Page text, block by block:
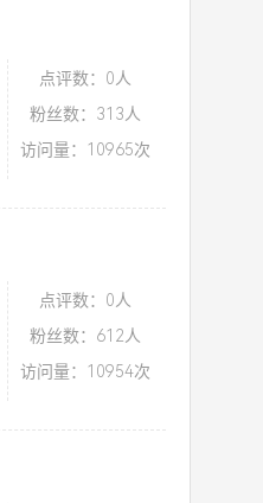
点评数：0人
粉丝数：313人
访问量：10965次
点评数：0人
粉丝数：612人
访问量：10954次